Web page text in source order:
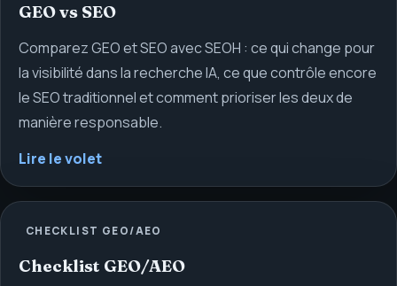
GEO vs SEO
Comparez GEO et SEO avec SEOH : ce qui change pour
la visibilité dans la recherche IA, ce que contrôle encore
le SEO traditionnel et comment prioriser les deux de
manière responsable.
Lire le volet
CHECKLIST GEO/AEO
Checklist GEO/AEO